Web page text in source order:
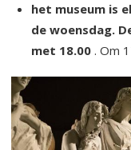
het museum is
de woensdag.
met 18.00 . Om